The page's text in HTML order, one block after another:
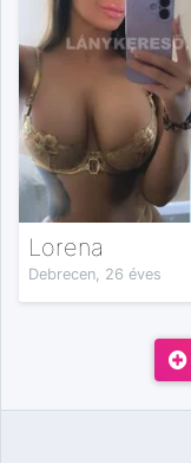
Lorena
Debrecen, 26 éves